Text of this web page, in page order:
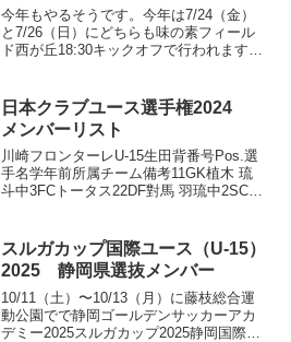
今年もやるそうです。今年は7/24（金）
と7/26（日）にどちらも味の素フィール
ド西が丘18:30キックオフで行われます。
発券手数料110円/枚かかるので実質有料
で...
日本クラブユース選手権2024
メンバーリスト
川崎フロンターレU-15生田背番号Pos.選
手名学年前所属チーム備考11GK植木 琉
斗中3FCトータス22DF對馬 羽琉中2SCH
1244MF今廣 遥碧中...
スルガカップ国際ユース（U-15）
2025 静岡県選抜メンバー
10/11（土）〜10/13（月）に藤枝総合運
動公園でで静岡ゴールデンサッカーアカ
デミー2025スルガカップ2025静岡国際ユ